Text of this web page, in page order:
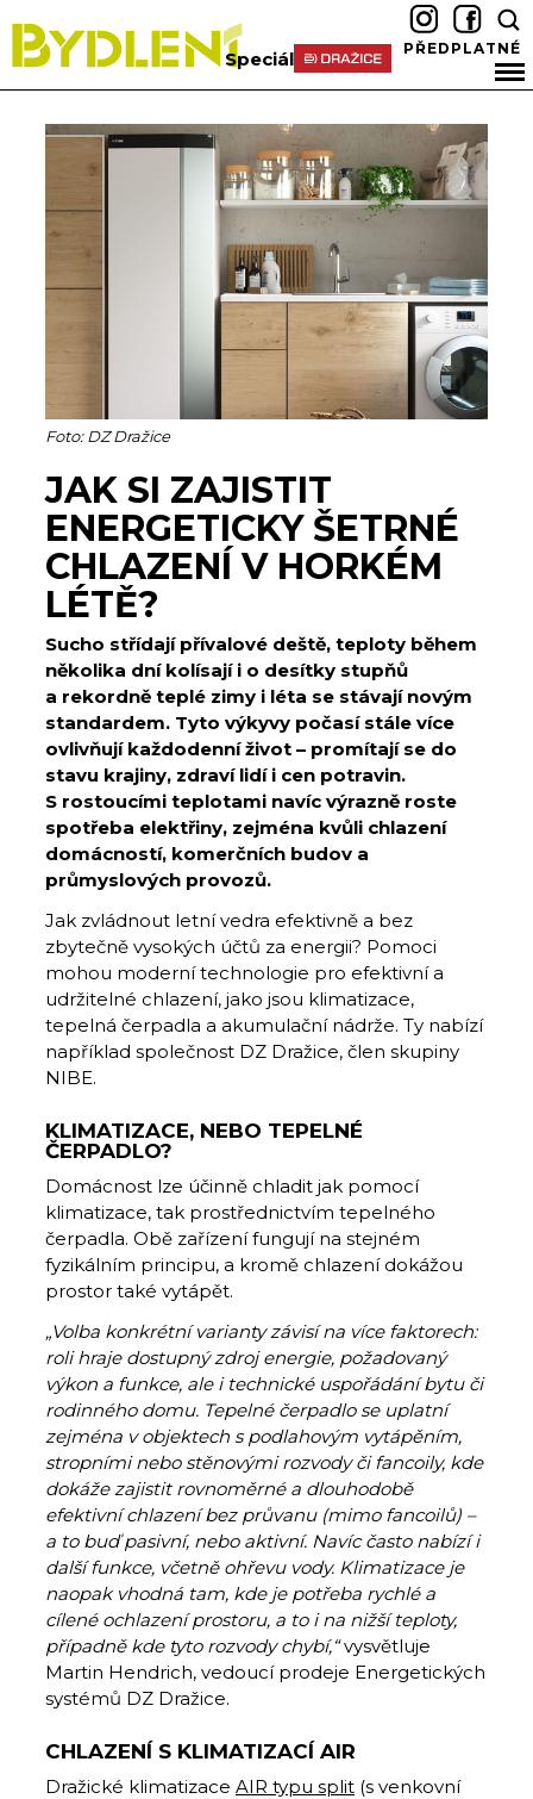
Speciál PŘEDPLATNÉ
Foto: DZ Dražice
JAK SI ZAJISTIT
ENERGETICKY ŠETRNÉ
CHLAZENÍ V HORKÉM
LÉTĚ?
Sucho střídají přívalové deště, teploty během
několika dní kolísají i o desítky stupňů
a rekordně teplé zimy i léta se stávají novým
standardem. Tyto výkyvy počasí stále více
ovlivňují každodenní život – promítají se do
stavu krajiny, zdraví lidí i cen potravin.
S rostoucími teplotami navíc výrazně roste
spotřeba elektřiny, zejména kvůli chlazení
domácností, komerčních budov a
průmyslových provozů.
Jak zvládnout letní vedra efektivně a bez
zbytečně vysokých účtů za energii? Pomoci
mohou moderní technologie pro efektivní a
udržitelné chlazení, jako jsou klimatizace,
tepelná čerpadla a akumulační nádrže. Ty nabízí
například společnost DZ Dražice, člen skupiny
NIBE.
KLIMATIZACE, NEBO TEPELNÉ
ČERPADLO?
Domácnost lze účinně chladit jak pomocí
klimatizace, tak prostřednictvím tepelného
čerpadla. Obě zařízení fungují na stejném
fyzikálním principu, a kromě chlazení dokážou
prostor také vytápět.
„Volba konkrétní varianty závisí na více faktorech:
roli hraje dostupný zdroj energie, požadovaný
výkon a funkce, ale i technické uspořádání bytu či
rodinného domu. Tepelné čerpadlo se uplatní
zejména v objektech s podlahovým vytápěním,
stropními nebo stěnovými rozvody či fancoily, kde
dokáže zajistit rovnoměrné a dlouhodobě
efektivní chlazení bez průvanu (mimo fancoilů) –
a to buď pasivní, nebo aktivní. Navíc často nabízí i
další funkce, včetně ohřevu vody. Klimatizace je
naopak vhodná tam, kde je potřeba rychlé a
cílené ochlazení prostoru, a to i na nižší teploty,
případně kde tyto rozvody chybí,“vysvětluje
Martin Hendrich, vedoucí prodeje Energetických
systémů DZ Dražice.
CHLAZENÍ S KLIMATIZACÍ AIR
Dražické klimatizace AIR typu split (s venkovní